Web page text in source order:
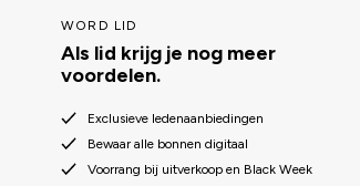
WORD LID
Als lid krijg je nog meer
voordelen.
Exclusieve ledenaanbiedingen
Bewaar alle bonnen digitaal
Voorrang bij uitverkoop en Black Week